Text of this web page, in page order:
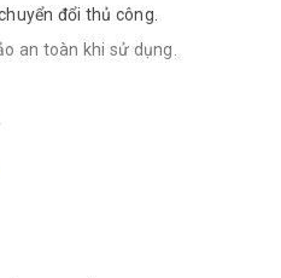
đổi thủ công.
an toàn khi sử dụng.